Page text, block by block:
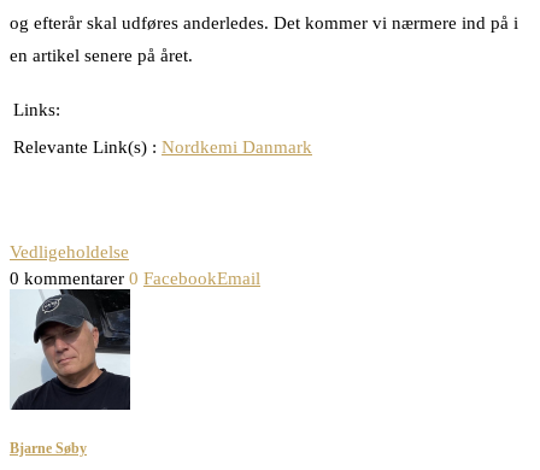
og efterår skal udføres anderledes. Det kommer vi nærmere ind på i
en artikel senere på året.
Links:
Relevante Link(s) : Nordkemi Danmark
Vedligeholdelse
0 kommentarer 0 FacebookEmail
Bjarne Søby